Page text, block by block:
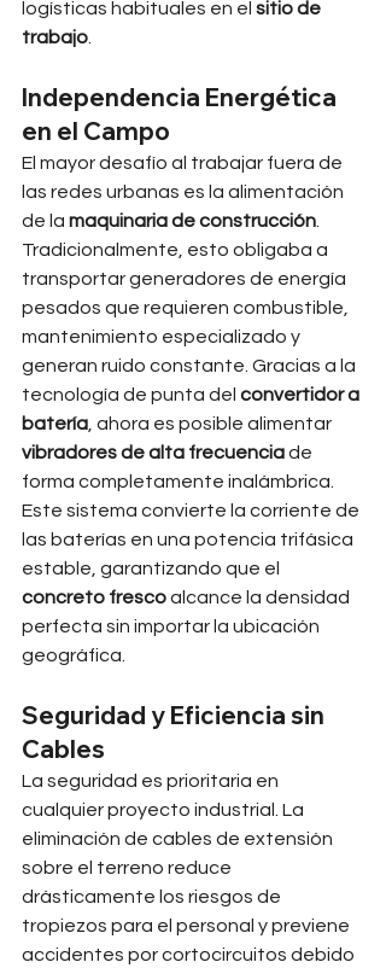
logísticas habituales en el sitio de
trabajo
Independencia Energética
en el Campo
El mayor desafío al trabajar fuera de
las redes urbanas es la alimentación
de la maquinaria de construcción
Tradicionalmente, esto obligaba a
transportar generadores de energía
pesados que requieren combustible,
mantenimiento especializado y
generan ruido constante. Gracias a la
tecnología de punta del convertidor a
batería , ahora es posible alimentar
vibradores de alta frecuencia de
forma completamente inalámbrica.
Este sistema convierte la corriente de
las baterías en una potencia trifásica
estable, garantizando que el
concreto fresco alcance la densidad
perfecta sin importar la ubicación
geográfica.
Seguridad y Eficiencia sin
Cables
La seguridad es prioritaria en
cualquier proyecto industrial. La
eliminación de cables de extensión
sobre el terreno reduce
drásticamente los riesgos de
tropiezos para el personal y previene
accidentes por cortocircuitos debido